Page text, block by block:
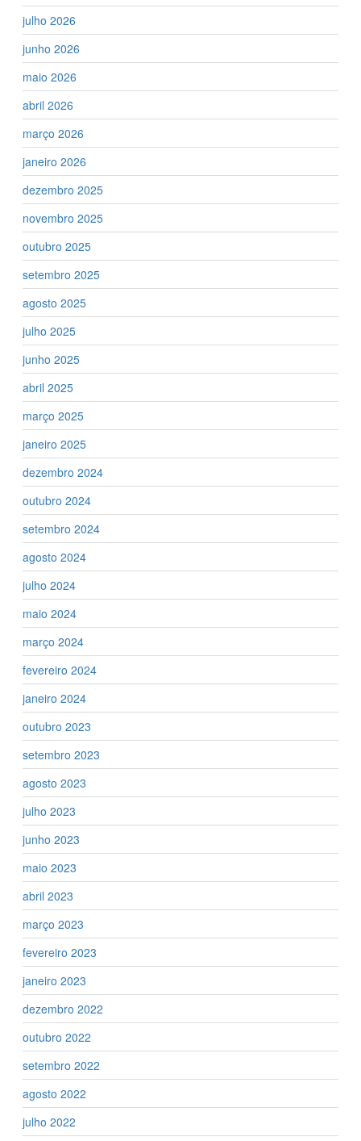
julho 2026
junho 2026
maio 2026
abril 2026
março 2026
janeiro 2026
dezembro 2025
novembro 2025
outubro 2025
setembro 2025
agosto 2025
julho 2025
junho 2025
abril 2025
março 2025
janeiro 2025
dezembro 2024
outubro 2024
setembro 2024
agosto 2024
julho 2024
maio 2024
março 2024
fevereiro 2024
janeiro 2024
outubro 2023
setembro 2023
agosto 2023
julho 2023
junho 2023
maio 2023
abril 2023
março 2023
fevereiro 2023
janeiro 2023
dezembro 2022
outubro 2022
setembro 2022
agosto 2022
julho 2022